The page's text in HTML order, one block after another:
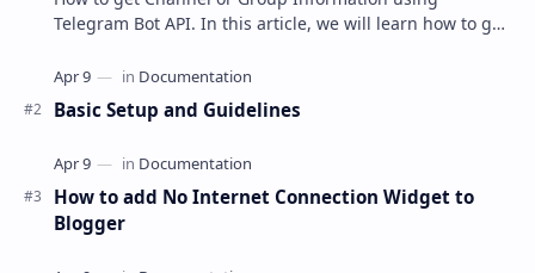
Telegram Bot API. In this article, we will learn how to get
Basic Setup and Guidelines
How to add No Internet Connection Widget to
Blogger